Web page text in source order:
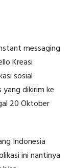
messaging
Kreasi
sosial
dikirim ke
20 Oktober
Indonesia
ini nantinya